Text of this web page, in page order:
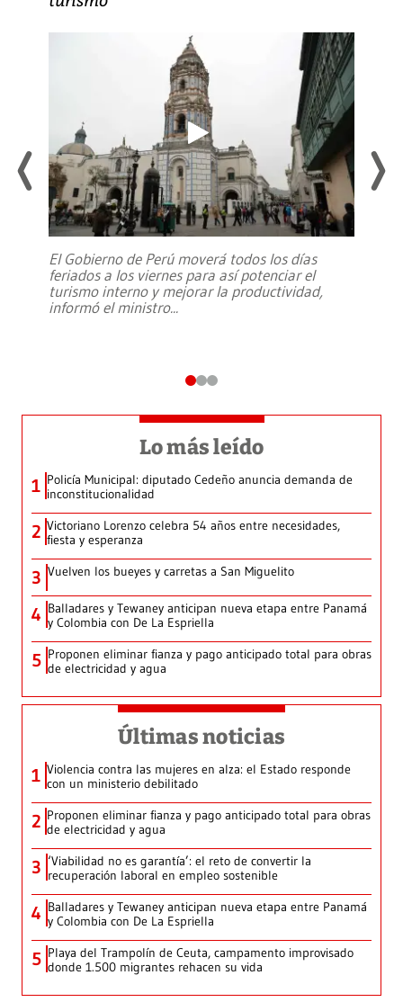
El Gobierno de Perú moverá todos los días
feriados a los viernes para así potenciar el
turismo interno y mejorar la productividad,
informó el ministro...
Lo más leído
1 Policía Municipal: diputado Cedeño anuncia demanda de
inconstitucionalidad
2 Victoriano Lorenzo celebra 54 años entre necesidades,
fiesta y esperanza
3 Vuelven los bueyes y carretas a San Miguelito
4 Balladares y Tewaney anticipan nueva etapa entre Panamá
y Colombia con De La Espriella
5 Proponen eliminar fianza y pago anticipado total para obras
de electricidad y agua
Últimas noticias
1 Violencia contra las mujeres en alza: el Estado responde
con un ministerio debilitado
2 Proponen eliminar fianza y pago anticipado total para obras
de electricidad y agua
3 ‘Viabilidad no es garantía’: el reto de convertir la
recuperación laboral en empleo sostenible
4 Balladares y Tewaney anticipan nueva etapa entre Panamá
y Colombia con De La Espriella
5 Playa del Trampolín de Ceuta, campamento improvisado
donde 1.500 migrantes rehacen su vida